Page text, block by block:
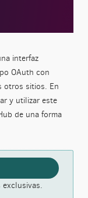
interfaz
OAuth con
otros sitios. En
y utilizar este
de una forma